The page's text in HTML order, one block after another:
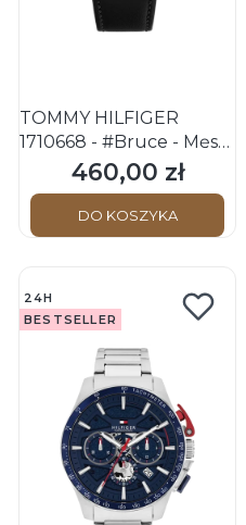
TOMMY HILFIGER
1710668 - #Bruce - Męski
- Zegarek na pasku
skórzanym
Cena
460,00 zł
DO KOSZYKA
24H
BESTSELLER